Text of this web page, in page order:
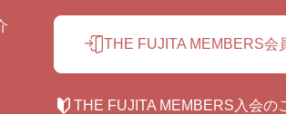
THE FUJITA MEMBERS会
THE FUJITA MEMBERS入会の